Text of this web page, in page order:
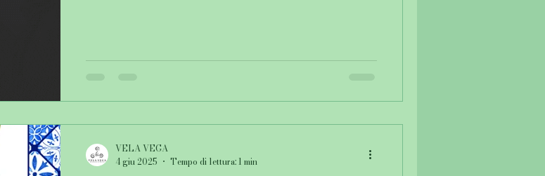
VELA VEGA
4 giu 2025
Tempo di lettura: 1 min